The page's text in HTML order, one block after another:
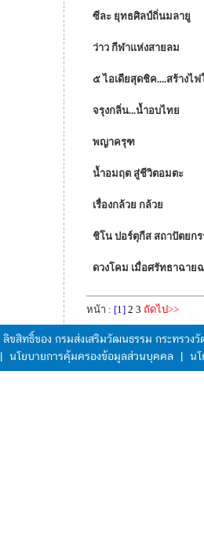
ซีละ ยุทธศิลป์ถิ่นมลายู
ว่าว กีฬาแห่งสายลม
๕ ไอเดียสุดชิค....สร้างไ
จรุงกลิ่น...น้ำอบไทย
พญาครุฑ
น้ำอมฤต สู่ชีวิตอมตะ
เรื่องกล้วย กล้วย
ชิโน ปอร์ตุกีส สถาปัตยก
ดวงโคม เมื่อศรัทธาฉาย
หน้า : [1] 2 3 ถัดไป>>
ลิขสิทธิ์ของ กรมส่งเสริมวัฒนธรรม กระทรว
| นโยบายการคุ้มครองข้อมูลส่วนบุคคล | น